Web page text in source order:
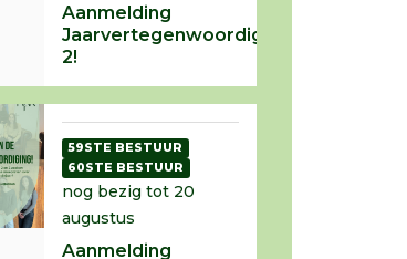
Aanmelding
Jaarvertegenwoordiging
2!
Aanmelding
nog bezig tot 20
augustus
59STE BESTUUR
60STE BESTUUR